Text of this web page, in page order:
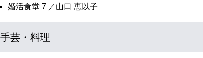
婚活食堂 7 ／山口 恵以子
手芸・料理